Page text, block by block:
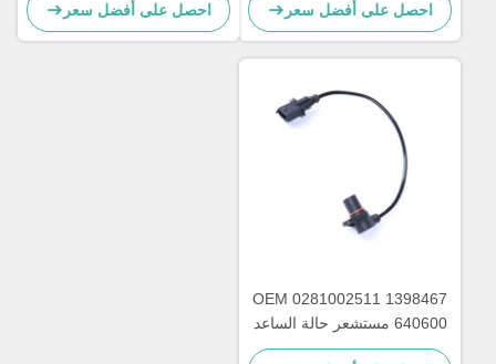
احصل على أفضل سعر
احصل على أفضل سعر
OEM 0281002511 1398467
640600 مستشعر حالة الساعد
زاوية العمود المرفقي لـ CF85